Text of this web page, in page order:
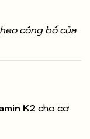
công bố của
K2 cho cơ